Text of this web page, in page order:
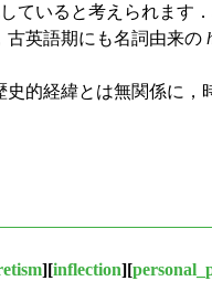
ていると考えられます
古英語期にも名詞由来の
的経緯とは無関係に，
][inflection][